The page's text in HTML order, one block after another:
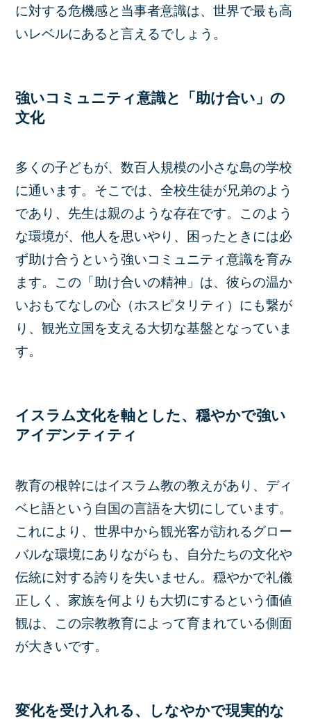
に対する危機感と当事者意識は、世界で最も高
いレベルにあると言えるでしょう。
強いコミュニティ意識と「助け合い」の
文化
多くの子どもが、数百人規模の小さな島の学校
に通います。そこでは、全校生徒が兄弟のよう
であり、先生は親のような存在です。このよう
な環境が、他人を思いやり、困ったときには必
ず助け合うという強いコミュニティ意識を育み
ます。この「助け合いの精神」は、彼らの温か
いおもてなしの心（ホスピタリティ）にも繋が
り、観光立国を支える大切な基盤となっていま
す。
イスラム文化を軸とした、穏やかで強い
アイデンティティ
教育の根幹にはイスラム教の教えがあり、ディ
ベヒ語という自国の言語を大切にしています。
これにより、世界中から観光客が訪れるグロー
バルな環境にありながらも、自分たちの文化や
伝統に対する誇りを失いません。穏やかで礼儀
正しく、家族を何よりも大切にするという価値
観は、この宗教教育によって育まれている側面
が大きいです。
変化を受け入れる、しなやかで現実的な